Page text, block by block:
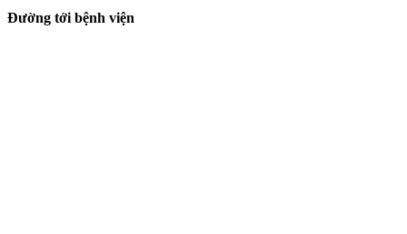
Đường tới bệnh viện